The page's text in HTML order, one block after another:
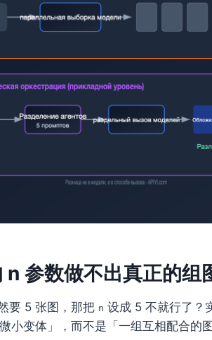
参数做不出真正的组
要 5 张图，那把 n 设成 5 不就行了？
小变体」，而不是「一组互相配合的图